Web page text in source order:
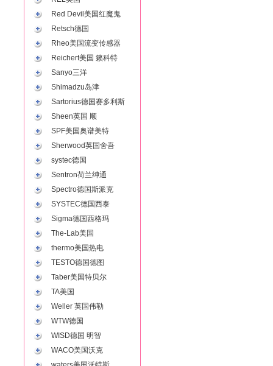
Red Devil美国红魔鬼
Retsch德国
Rheo美国流变传感器
Reichert美国 籁科特
Sanyo三洋
Shimadzu岛津
Sartorius德国赛多利斯
Sheen英国 顺
SPF美国奥谱美特
Sherwood英国舍吾
systec德国
Sentron荷兰绅通
Spectro德国斯派克
SYSTEC德国西泰
Sigma德国西格玛
The-Lab美国
thermo美国热电
TESTO德国德图
Taber美国特贝尔
TA美国
Weller 英国伟勒
WTW德国
WISD德国 明智
WACO美国沃克